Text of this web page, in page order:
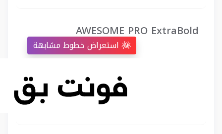
AWESOME PRO ExtraBold